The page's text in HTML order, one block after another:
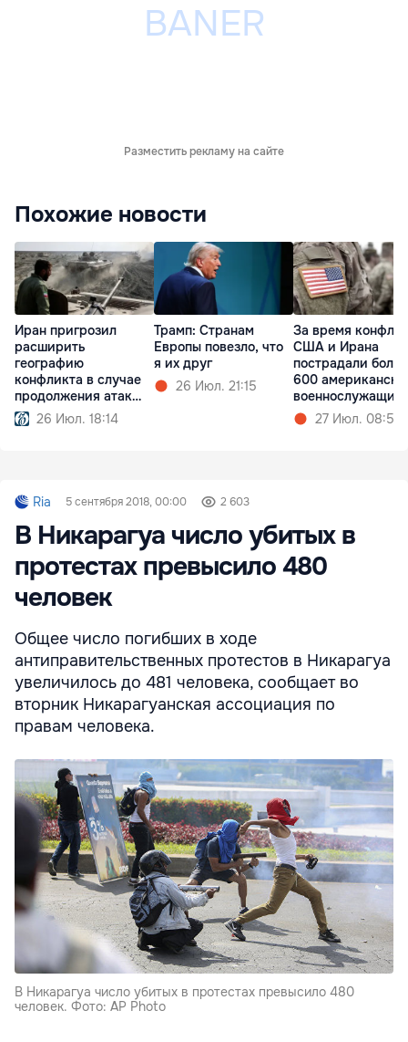
Разместить рекламу на сайте
Похожие новости
Иран пригрозил
расширить
географию
конфликта в случае
продолжения атак
США26 Июл. 18:14
Трамп: Cтранам
Европы повезло, что
я их друг
26 Июл. 21:15
За время
США и Ирана
пострадали более
600
военнослужащих
27 Июл. 08:57
Ria 5 сентября 2018, 00:00 2 603
В Никарагуа число убитых в
протестах превысило 480
человек
Общее число погибших в ходе
антиправительственных протестов в Никарагуа
увеличилось до 481 человека, сообщает во
вторник Никарагуанская ассоциация по
правам человека.
В Никарагуа число убитых в протестах превысило 480
человек. Фото: AP Photo